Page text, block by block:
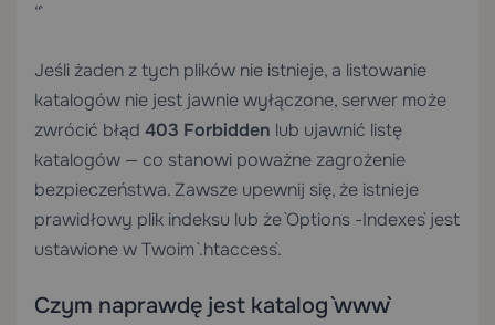
“`
Jeśli żaden z tych plików nie istnieje, a listowanie
katalogów nie jest jawnie wyłączone, serwer może
zwrócić błąd 403 Forbidden lub ujawnić listę
katalogów — co stanowi poważne zagrożenie
bezpieczeństwa. Zawsze upewnij się, że istnieje
prawidłowy plik indeksu lub że `Options -Indexes` jest
ustawione w Twoim `.htaccess`.
Czym naprawdę jest katalog `www`